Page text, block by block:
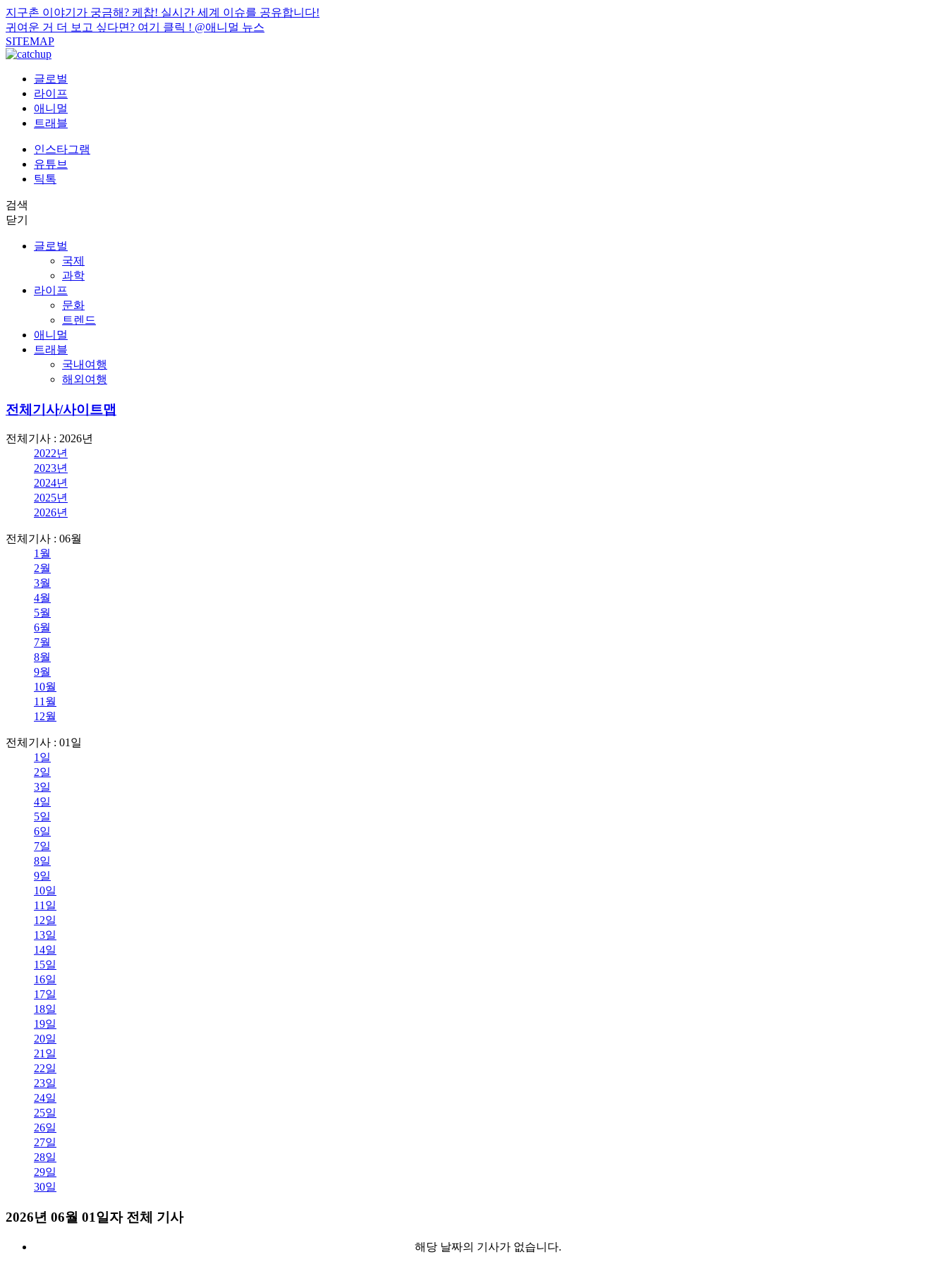
지구촌 이야기가 궁금해? 케찹! 실시간 세계 이슈를 공유합니다!
귀여운 거 더 보고 싶다면? 여기 클릭 ! @애니멀 뉴스
SITEMAP
글로벌
라이프
애니멀
트래블
인스타그램
유튜브
틱톡
검색
닫기
글로벌
국제
과학
라이프
문화
트렌드
애니멀
트래블
국내여행
해외여행
전체기사/사이트맵
전체기사 : 2026년
2022년
2023년
2024년
2025년
2026년
전체기사 : 06월
1월
2월
3월
4월
5월
6월
7월
8월
9월
10월
11월
12월
전체기사 : 01일
1일
2일
3일
4일
5일
6일
7일
8일
9일
10일
11일
12일
13일
14일
15일
16일
17일
18일
19일
20일
21일
22일
23일
24일
25일
26일
27일
28일
29일
30일
2026년 06월 01일자 전체 기사
해당 날짜의 기사가 없습니다.